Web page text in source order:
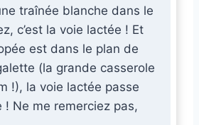
traînée blanche dans le
c’est la voie lactée ! Et
est dans le plan de
(la grande casserole
!), la voie lactée passe
! Ne me remerciez pas,